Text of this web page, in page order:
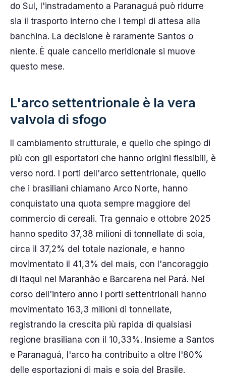
do Sul, l'instradamento a Paranaguá può ridurre
sia il trasporto interno che i tempi di attesa alla
banchina. La decisione è raramente Santos o
niente. È quale cancello meridionale si muove
questo mese.
L'arco settentrionale è la vera
valvola di sfogo
Il cambiamento strutturale, e quello che spingo di
più con gli esportatori che hanno origini flessibili, è
verso nord. I porti dell'arco settentrionale, quello
che i brasiliani chiamano Arco Norte, hanno
conquistato una quota sempre maggiore del
commercio di cereali. Tra gennaio e ottobre 2025
hanno spedito 37,38 milioni di tonnellate di soia,
circa il 37,2% del totale nazionale, e hanno
movimentato il 41,3% del mais, con l'ancoraggio
di Itaqui nel Maranhão e Barcarena nel Pará. Nel
corso dell'intero anno i porti settentrionali hanno
movimentato 163,3 milioni di tonnellate,
registrando la crescita più rapida di qualsiasi
regione brasiliana con il 10,33%. Insieme a Santos
e Paranaguá, l'arco ha contribuito a oltre l'80%
delle esportazioni di mais e soia del Brasile.